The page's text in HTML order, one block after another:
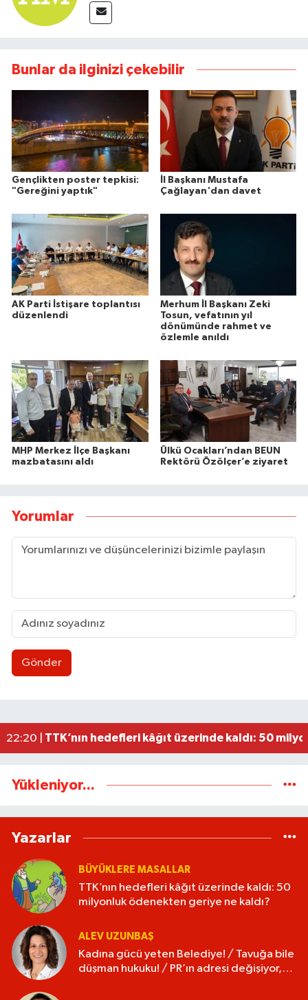
Bunlar da ilginizi çekebilir
Gençlikten poster tepkisi:
"Gereğini yaptık"
İl Başkanı Mustafa
Çağlayan'dan davet
AK Parti İstişare toplantısı
düzenlendi
Merhum İl Başkanı Zeki
Tosun, vefatının yıl
dönümünde rahmet ve
özlemle anıldı
MHP Merkez İlçe Başkanı
mazbatasını aldı
Ülkü Ocakları’ndan BEUN
Rektörü Özölçer’e ziyaret
Yorumlar
Gönder
11:09 |Mugada sahilinde can pazarı yaşandı
22:20 | TTK’nın hedefleri kâğıt üzerinde kaldı: 50
Yükleniyor...
Yazarlar
BÜYÜKLERE MASALLAR
TTK’nın hedefleri kâğıt üzerinde kaldı: 50
milyonluk ödenekten geriye ne kaldı?
ALEV UZUNBAŞ
Kadına gücü yeten Belediye! / Tavuğa bile
düşman hukuku! / PR’ın adresi değişiyor,